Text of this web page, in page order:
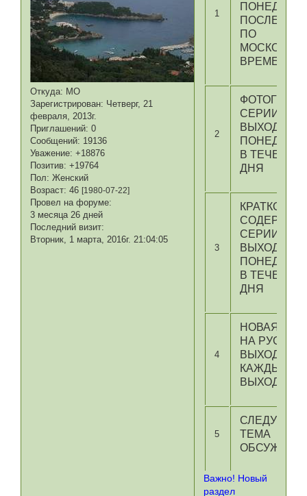
Откуда: МО
Зарегистрирован: Четверг, 21
февраля, 2013г.
Приглашений: 0
Сообщений: 19136
Уважение: +18876
Позитив: +19764
Пол: Женский
Возраст: 46[1980-07-22]
Провел на форуме:
3 месяца 26 дней
Последний визит:
Вторник, 1 марта, 2016г. 21:04:05
1
ПОСЛЕ
ПО
ВРЕМЕНИ
2
СЕРИИ
ВЫХОДЯТ В
В ТЕЧЕНИЕ
ДНЯ
3
КРАТКОЕ
СЕРИИ
ВЫХОДИТ В
В ТЕЧЕНИЕ
ДНЯ
4
НОВАЯ
НА
ВЫХОДИТ
КАЖДЫЕ
ВЫХОДНЫЕ
5
ТЕМА
Важно! Новый
раздел